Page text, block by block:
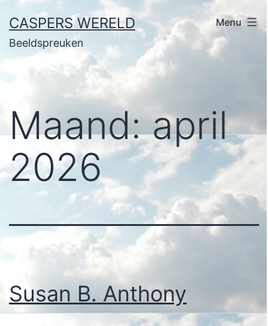
naar
de
CASPERS WERELD
Beeldspreuken
Menu
Maand:april
2026
Susan B. Anthony